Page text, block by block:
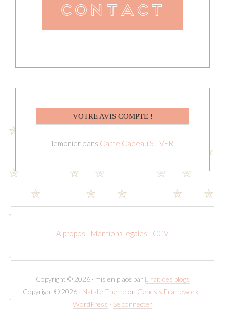
VOTRE AVIS COMPTE !
lemonier dans Carte Cadeau SILVER
A propos - Mentions légales - CGV
Copyright © 2026 · mis en place par L. fait des blogs
Copyright © 2026 · Natalie Theme on Genesis Framework ·
WordPress · Se connecter